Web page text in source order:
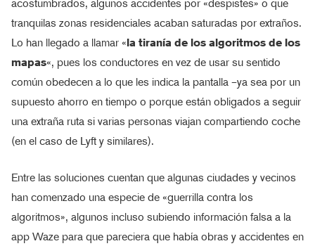
acostumbrados, algunos accidentes por «despistes» o que
tranquilas zonas residenciales acaban saturadas por extraños.
Lo han llegado a llamar «la tiranía de los algoritmos de los
mapas«, pues los conductores en vez de usar su sentido
común obedecen a lo que les indica la pantalla –ya sea por un
supuesto ahorro en tiempo o porque están obligados a seguir
una extraña ruta si varias personas viajan compartiendo coche
(en el caso de Lyft y similares).
Entre las soluciones cuentan que algunas ciudades y vecinos
han comenzado una especie de «guerrilla contra los
algoritmos», algunos incluso subiendo información falsa a la
app Waze para que pareciera que había obras y accidentes en